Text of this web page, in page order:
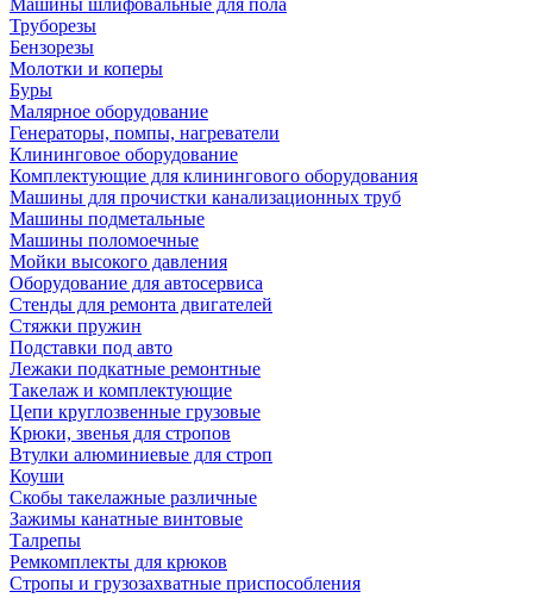
Машины шлифовальные для пола
Труборезы
Бензорезы
Молотки и коперы
Буры
Малярное оборудование
Генераторы, помпы, нагреватели
Клининговое оборудование
Комплектующие для клинингового оборудования
Машины для прочистки канализационных труб
Машины подметальные
Машины поломоечные
Мойки высокого давления
Оборудование для автосервиса
Стенды для ремонта двигателей
Стяжки пружин
Подставки под авто
Лежаки подкатные ремонтные
Такелаж и комплектующие
Цепи круглозвенные грузовые
Крюки, звенья для стропов
Втулки алюминиевые для строп
Коуши
Скобы такелажные различные
Зажимы канатные винтовые
Талрепы
Ремкомплекты для крюков
Стропы и грузозахватные приспособления